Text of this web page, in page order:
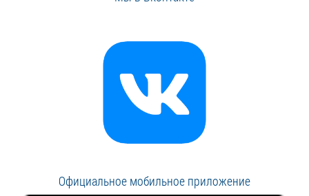
Официальное мобильное приложение